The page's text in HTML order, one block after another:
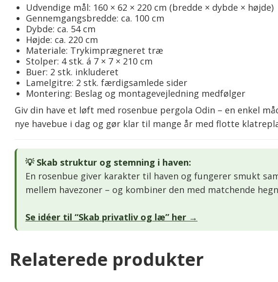
Udvendige mål: 160 × 62 × 220 cm (bredde × dybde × højde)
Gennemgangsbredde: ca. 100 cm
Dybde: ca. 54 cm
Højde: ca. 220 cm
Materiale: Trykimprægneret træ
Stolper: 4 stk. á 7 × 7 × 210 cm
Buer: 2 stk. inkluderet
Lamelgitre: 2 stk. færdigsamlede sider
Montering: Beslag og montagevejledning medfølger
Giv din have et løft med rosenbue pergola Odin – en enkel
nye havebue i dag og gør klar til mange år med flotte
💡 Skab struktur og stemning i haven:
En rosenbue giver karakter til haven og fungerer smukt
mellem havezoner – og kombiner den med matchende
Se idéer til “Skab privatliv og læ” her →
Relaterede produkter